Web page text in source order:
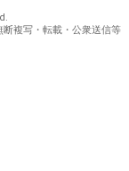
ジープでトレ
々を訪ね歩くと
複写・転載・公衆送信等